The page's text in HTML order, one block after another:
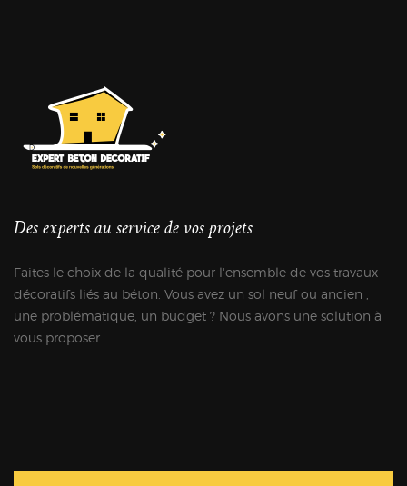
Des experts au service de vos projets
Faites le choix de la qualité pour l'ensemble de vos travaux
décoratifs liés au béton. Vous avez un sol neuf ou ancien ,
une problématique, un budget ? Nous avons une solution à
vous proposer